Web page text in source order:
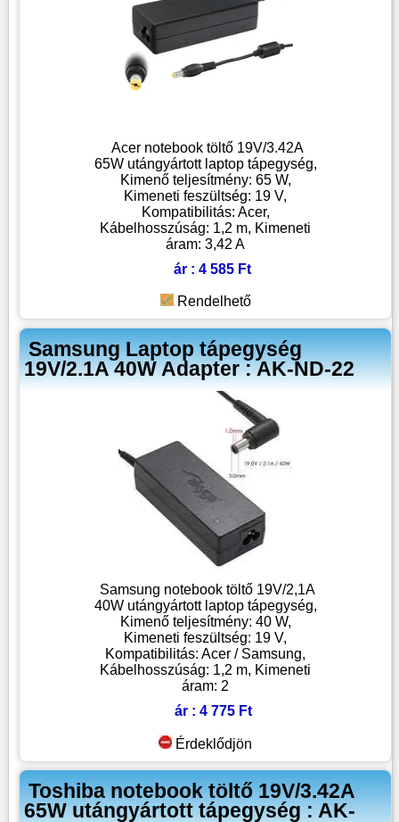
Acer notebook töltő 19V/3.42A
65W utángyártott laptop tápegység,
Kimenő teljesítmény: 65 W,
Kimeneti feszültség: 19 V,
Kompatibilitás: Acer,
Kábelhosszúság: 1,2 m, Kimeneti
áram: 3,42 A
ár : 4 585 Ft
Rendelhető
Samsung Laptop tápegység
19V/2.1A 40W Adapter : AK-ND-22
Samsung notebook töltő 19V/2,1A
40W utángyártott laptop tápegység,
Kimenő teljesítmény: 40 W,
Kimeneti feszültség: 19 V,
Kompatibilitás: Acer / Samsung,
Kábelhosszúság: 1,2 m, Kimeneti
áram: 2
ár : 4 775 Ft
Érdeklődjön
Toshiba notebook töltő 19V/3.42A
65W utángyártott tápegység : AK-